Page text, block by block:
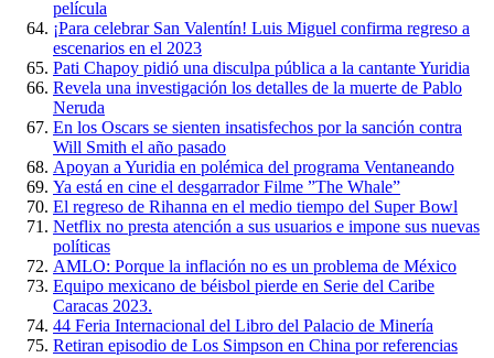
película
¡Para celebrar San Valentín! Luis Miguel confirma regreso a
escenarios en el 2023
Pati Chapoy pidió una disculpa pública a la cantante Yuridia
Revela una investigación los detalles de la muerte de Pablo
Neruda
En los Oscars se sienten insatisfechos por la sanción contra
Will Smith el año pasado
Apoyan a Yuridia en polémica del programa Ventaneando
Ya está en cine el desgarrador Filme ”The Whale”
El regreso de Rihanna en el medio tiempo del Super Bowl
Netflix no presta atención a sus usuarios e impone sus nuevas
políticas
AMLO: Porque la inflación no es un problema de México
Equipo mexicano de béisbol pierde en Serie del Caribe
Caracas 2023.
44 Feria Internacional del Libro del Palacio de Minería
Retiran episodio de Los Simpson en China por referencias